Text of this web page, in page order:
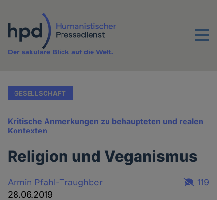
Inhalt
Menu
Der säkulare Blick auf die Welt.
GESELLSCHAFT
Kritische Anmerkungen zu behaupteten und realen
Kontexten
Religion und Veganismus
Armin Pfahl-Traughber
28.06.2019
119